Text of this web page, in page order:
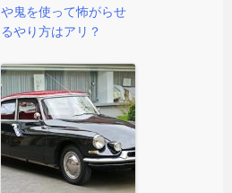
や鬼を使って怖がらせ
るやり方はアリ？